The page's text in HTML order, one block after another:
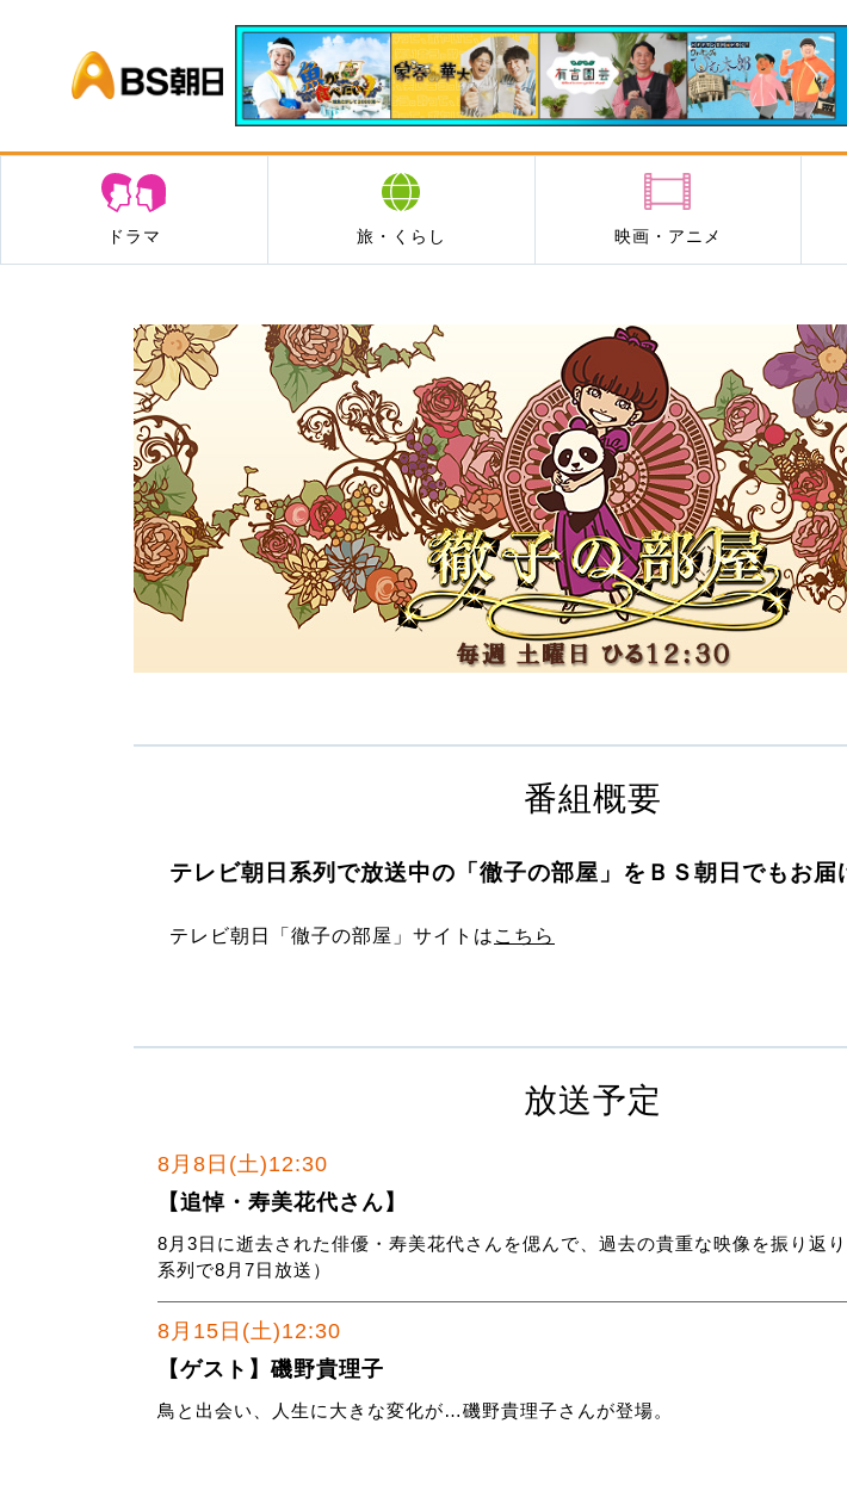
BS朝日
ドラマ 旅・くらし 映画・アニメ
番組概要
テレビ朝日系列で放送中の「徹子の部屋」をＢＳ朝日でもお届
テレビ朝日「徹子の部屋」サイトは こちら
放送予定
8月8日(土)12:30
【追悼・寿美花代さん】
8月3日に逝去された俳優・寿美花代さんを偲んで、過去の貴重な映像を振り返
系列で8月7日放送）
8月15日(土)12:30
【ゲスト】磯野貴理子
鳥と出会い、人生に大きな変化が…磯野貴理子さんが登場。